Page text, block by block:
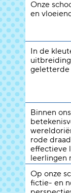
Onze
en
In de
geletterde
Binnen
rode
effectieve
leerlingen
Op onze
fictie- en